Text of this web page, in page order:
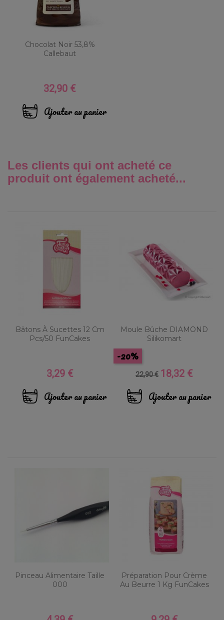
Chocolat Noir 53,8%
Callebaut
Prix
32,90 €
Ajouter au panier
Les clients qui ont acheté ce
produit ont également acheté...
Bâtons À Sucettes 12 Cm
Pcs/50 FunCakes
Prix
3,29 €
Ajouter au panier
Moule Bûche DIAMOND
Silikomart
Prix
base
22,90 €
-20%
Prix
18,32 €
Ajouter au panier
Pinceau Alimentaire Taille
000
Préparation Pour Crème
Au Beurre 1 Kg FunCakes